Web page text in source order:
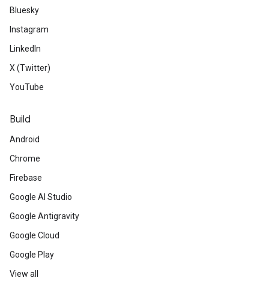
Bluesky
Instagram
LinkedIn
X (Twitter)
YouTube
Build
Android
Chrome
Firebase
Google AI Studio
Google Antigravity
Google Cloud
Google Play
View all